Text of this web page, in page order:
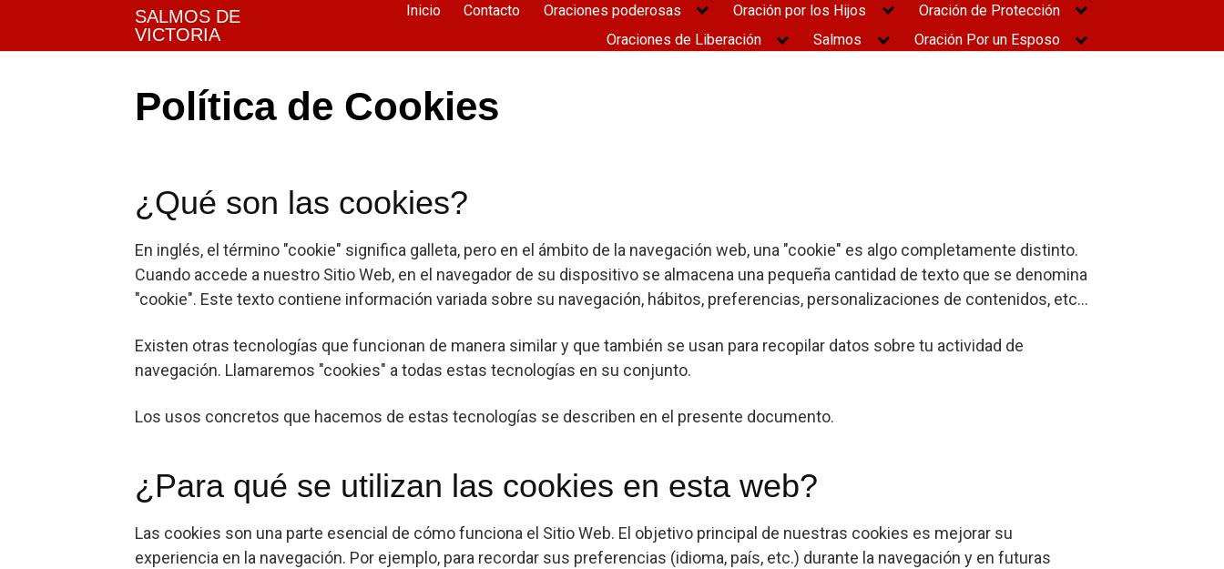
content
SALMOS DE
VICTORIA
Inicio Contacto Oraciones poderosas Oración por los Hijos
Oración de Protección
Oraciones de Liberación
Salmos Oración Por un Esposo
Política de Cookies
¿Qué son las cookies?
En inglés, el término "cookie" significa galleta, pero en el ámbito de la navegación web, una "cookie" es algo completamente distinto.
Cuando accede a nuestro Sitio Web, en el navegador de su dispositivo se almacena una pequeña cantidad de texto que se denomina
"cookie". Este texto contiene información variada sobre su navegación, hábitos, preferencias, personalizaciones de contenidos, etc...
Existen otras tecnologías que funcionan de manera similar y que también se usan para recopilar datos sobre tu actividad de
navegación. Llamaremos "cookies" a todas estas tecnologías en su conjunto.
Los usos concretos que hacemos de estas tecnologías se describen en el presente documento.
¿Para qué se utilizan las cookies en esta web?
Las cookies son una parte esencial de cómo funciona el Sitio Web. El objetivo principal de nuestras cookies es mejorar su
experiencia en la navegación. Por ejemplo, para recordar sus preferencias (idioma, país, etc.) durante la navegación y en futuras